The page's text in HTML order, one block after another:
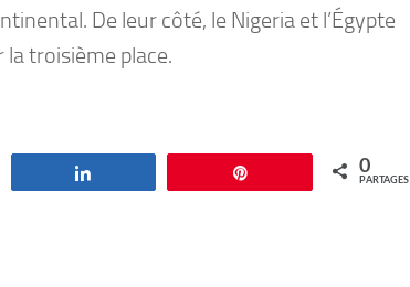
De leur côté, le Nigeria et l’Égypte
troisième place.
0
PARTAGES